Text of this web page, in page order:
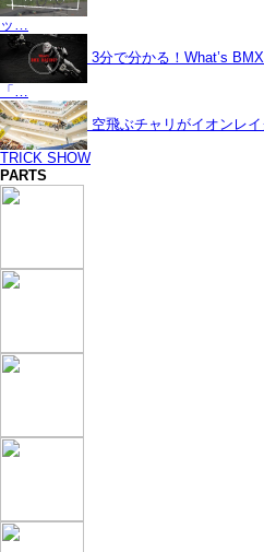
ッ…
3分で分かる！What’s
「…
空飛ぶチャリがイオンレ
TRICK SHOW
PARTS